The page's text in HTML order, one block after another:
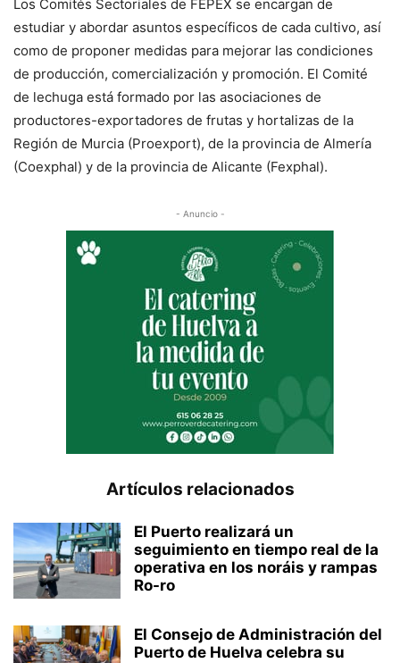
Los Comités Sectoriales de FEPEX se encargan de
estudiar y abordar asuntos específicos de cada cultivo, así
como de proponer medidas para mejorar las condiciones
de producción, comercialización y promoción. El Comité
de lechuga está formado por las asociaciones de
productores-exportadores de frutas y hortalizas de la
Región de Murcia (Proexport), de la provincia de Almería
(Coexphal) y de la provincia de Alicante (Fexphal).
- Anuncio -
Artículos relacionados
El Puerto realizará un
seguimiento en tiempo real de la
operativa en los noráis y rampas
Ro-ro
El Consejo de Administración del
Puerto de Huelva celebra su